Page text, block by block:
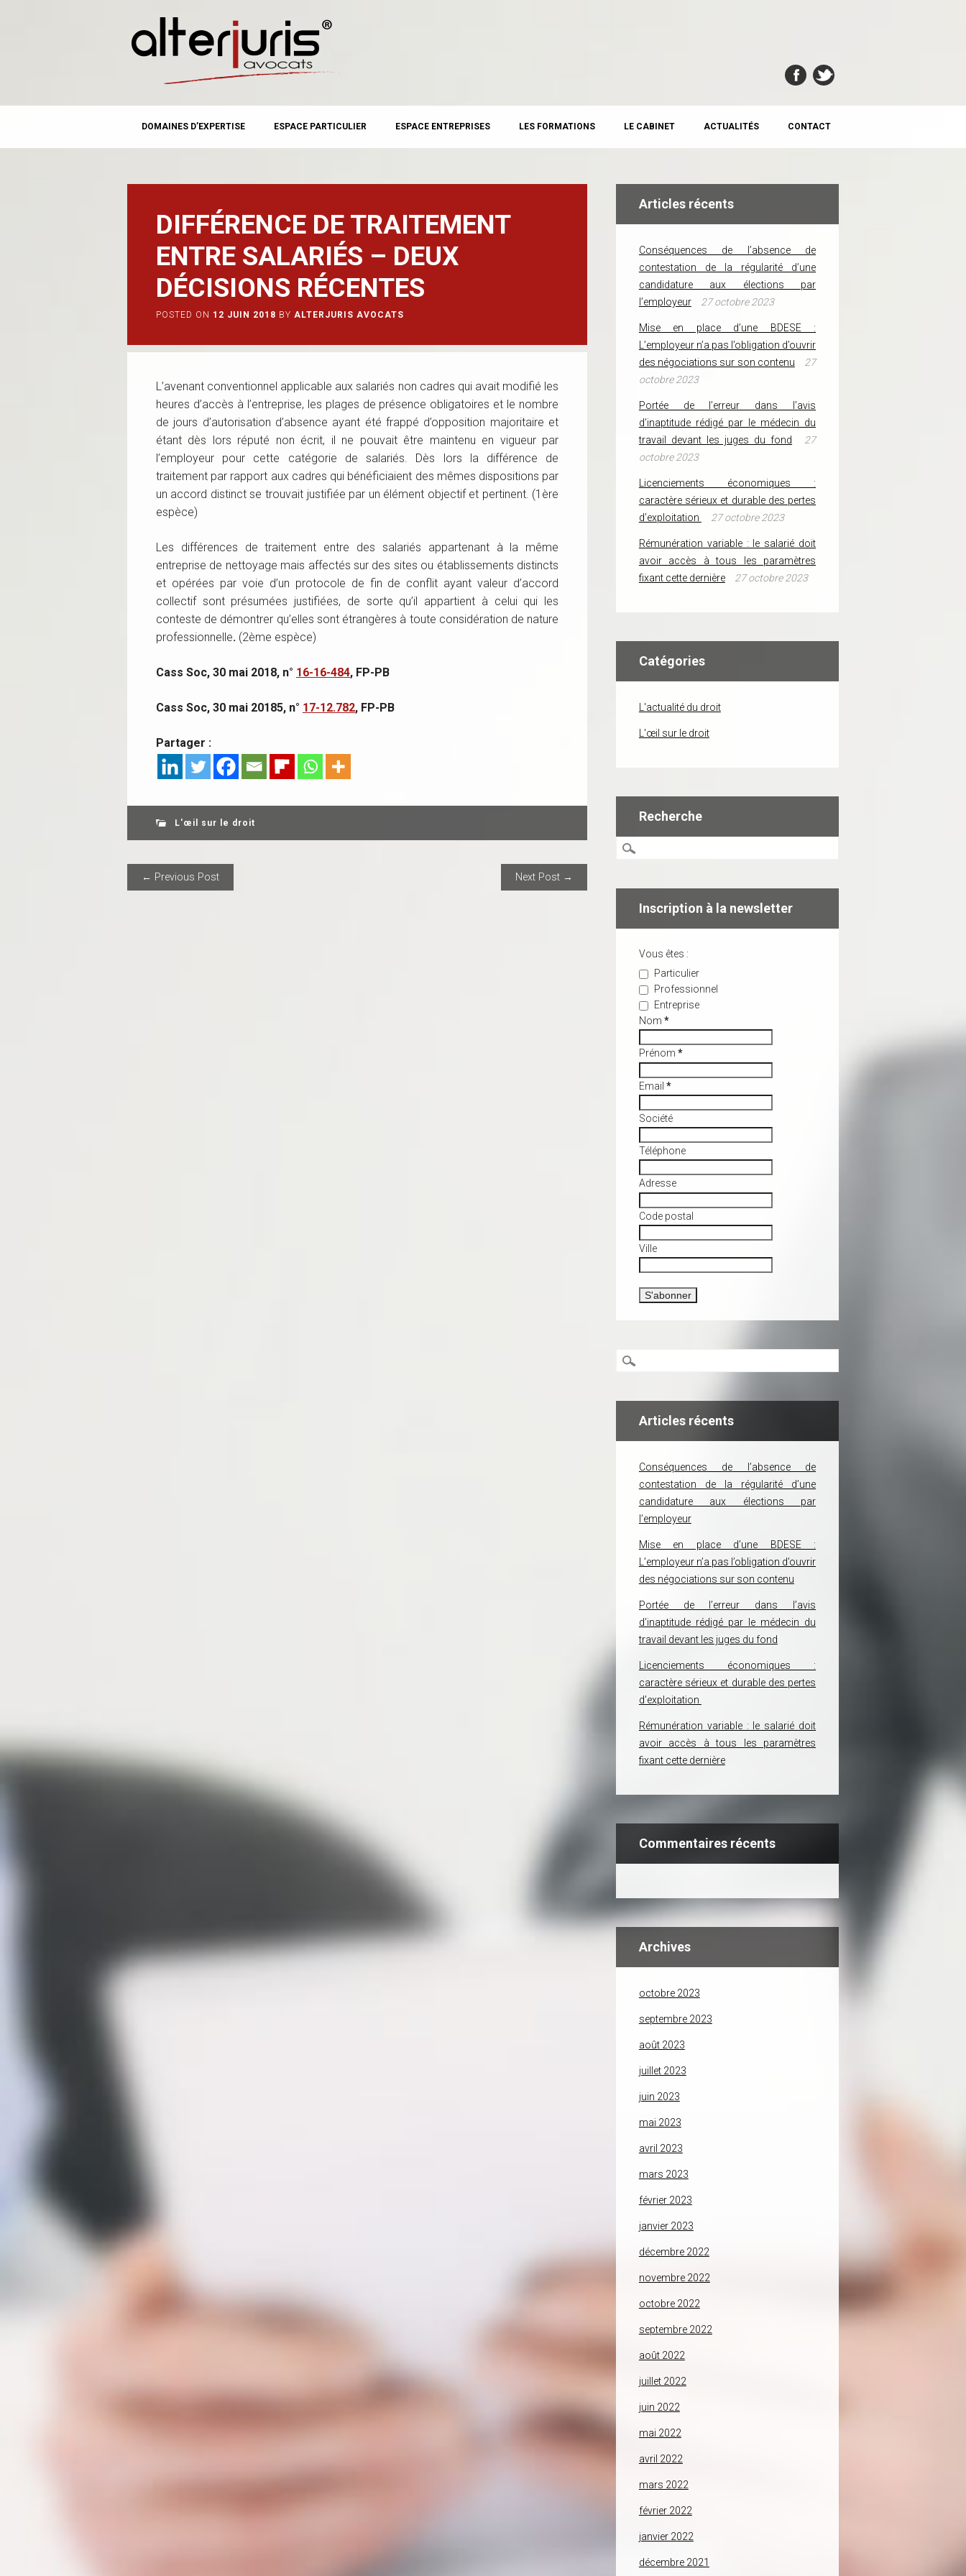
MAIN MENU
content
DOMAINES D’EXPERTISE ESPACE PARTICULIER ESPACE ENTREPRISES LES FORMATIONS LE CABINET ACTUALITÉS CONTACT
DIFFÉRENCE DE TRAITEMENT
ENTRE SALARIÉS – DEUX
DÉCISIONS RÉCENTES
POSTED ON 12 JUIN 2018 BY ALTERJURIS AVOCATS
L’avenant conventionnel applicable aux salariés non cadres qui avait modifié les
heures d’accès à l’entreprise, les plages de présence obligatoires et le nombre
de jours d’autorisation d’absence ayant été frappé d’opposition majoritaire et
étant dès lors réputé non écrit, il ne pouvait être maintenu en vigueur par
l’employeur pour cette catégorie de salariés. Dès lors la différence de
traitement par rapport aux cadres qui bénéficiaient des mêmes dispositions par
un accord distinct se trouvait justifiée par un élément objectif et pertinent. (1ère
espèce)
Les différences de traitement entre des salariés appartenant à la même
entreprise de nettoyage mais affectés sur des sites ou établissements distincts
et opérées par voie d’un protocole de fin de conflit ayant valeur d’accord
collectif sont présumées justifiées, de sorte qu’il appartient à celui qui les
conteste de démontrer qu’elles sont étrangères à toute considération de nature
professionnelle. (2ème espèce)
Cass Soc, 30 mai 2018, n° 16-16-484, FP-PB
Cass Soc, 30 mai 20185, n° 17-12.782, FP-PB
Partager :
L'œil sur le droit
POST NAVIGATION
← Previous Post Next Post →
Articles récents
Conséquences de l’absence de
contestation de la régularité d’une
candidature aux élections par
l’employeur
27 octobre 2023
Mise en place d’une BDESE :
L’employeur n’a pas l’obligation d’ouvrir
des négociations sur son contenu
27
octobre 2023
Portée de l’erreur dans l’avis
d’inaptitude rédigé par le médecin du
travail devant les juges du fond
27
octobre 2023
Licenciements économiques :
caractère sérieux et durable des pertes
d’exploitation
27 octobre 2023
Rémunération variable : le salarié doit
avoir accès à tous les paramètres
fixant cette dernière
27 octobre 2023
Catégories
L'actualité du droit
L'œil sur le droit
Recherche
Inscription à la newsletter
Vous êtes :
Particulier
Professionnel
Entreprise
Nom *
Prénom *
Email *
Société
Téléphone
Adresse
Code postal
Ville
Articles récents
Conséquences de l’absence de
contestation de la régularité d’une
candidature aux élections par
l’employeur
Mise en place d’une BDESE :
L’employeur n’a pas l’obligation d’ouvrir
des négociations sur son contenu
Portée de l’erreur dans l’avis
d’inaptitude rédigé par le médecin du
travail devant les juges du fond
Licenciements économiques :
caractère sérieux et durable des pertes
d’exploitation
Rémunération variable : le salarié doit
avoir accès à tous les paramètres
fixant cette dernière
Commentaires récents
Archives
octobre 2023
septembre 2023
août 2023
juillet 2023
juin 2023
mai 2023
avril 2023
mars 2023
février 2023
janvier 2023
décembre 2022
novembre 2022
octobre 2022
septembre 2022
août 2022
juillet 2022
juin 2022
mai 2022
avril 2022
mars 2022
février 2022
janvier 2022
décembre 2021